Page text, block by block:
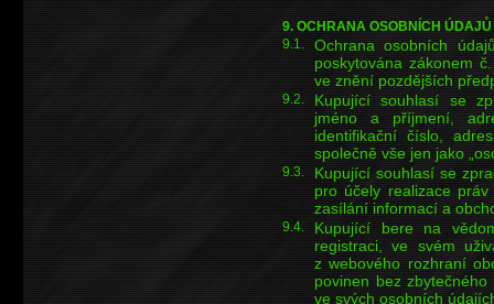
9. OCHRANA OSOBNÍCH
9.1.
Ochrana osobních
poskytována zákonem
ve znění pozdějších
9.2.
Kupující souhlasí se
jméno a příjmení,
identifikační číslo,
společně vše jen jako
9.3.
Kupující souhlasí se
pro účely realizace
zasílání informací a
9.4.
Kupující bere na
registraci, ve svém
z webového rozhraní
povinen bez
ve svých osobních